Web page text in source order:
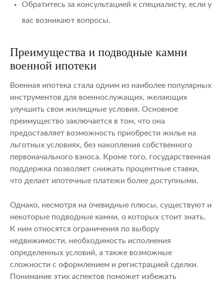
Обратитесь за консультацией к специалисту, если у
вас возникают вопросы.
Преимущества и подводные камни
военной ипотеки
Военная ипотека стала одним из наиболее популярных
инструментов для военнослужащих, желающих
улучшить свои жилищные условия. Основное
преимущество заключается в том, что она
предоставляет возможность приобрести жилье на
льготных условиях, без накопления собственного
первоначального взноса. Кроме того, государственная
поддержка позволяет снижать процентные ставки,
что делает ипотечные платежи более доступными.
Однако, несмотря на очевидные плюсы, существуют и
некоторые подводные камни, о которых стоит знать.
К ним относятся ограничения по выбору
недвижимости, необходимость исполнения
определенных условий, а также возможные
сложности с оформлением и регистрацией сделки.
Понимание этих аспектов поможет избежать